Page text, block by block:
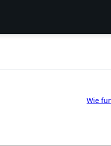
Wie